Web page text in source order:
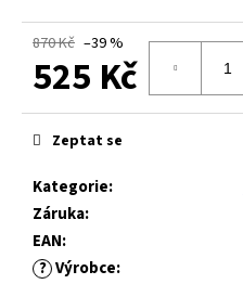
870 Kč –39 %
525 Kč
Měrná
cena:
Kategorie:
Záruka:
EAN:
? Výrobce:
Zeptat se
u
e
m
JOMA
HORIZON
JUNIOR